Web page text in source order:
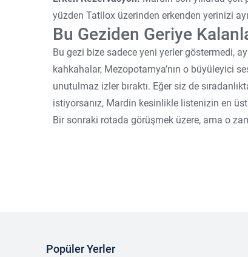
yüzden Tatilox üzerinden erkenden yerinizi
Bu Geziden Geriye
Bu gezi bize sadece yeni yerler göstermedi,
kahkahalar, Mezopotamya’nın o büyüleyici
unutulmaz izler bıraktı. Eğer siz de
istiyorsanız, Mardin kesinlikle listenizin en
Bir sonraki rotada görüşmek üzere, ama o
Popüler Yerler